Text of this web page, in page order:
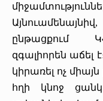
ընթացքում
զգալիորեն աճել
կիրառել ոչ
հղի կնոջ